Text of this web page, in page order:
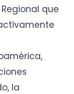
que
la